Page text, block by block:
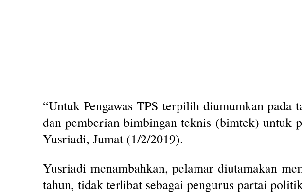
“Untuk Pengawas TPS terpilih diumumkan pada
dan pemberian bimbingan teknis (bimtek) untuk
Yusriadi, Jumat (1/2/2019).
Yusriadi menambahkan, pelamar diutamakan
tahun, tidak terlibat sebagai pengurus partai